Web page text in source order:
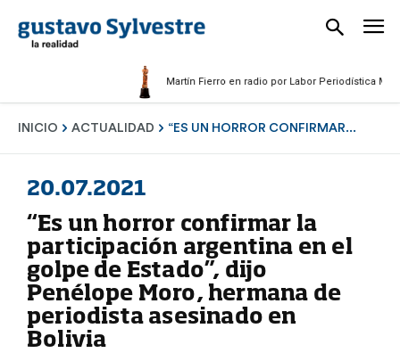
Martín Fierro en radio por Labor Periodística Masculina
INICIO ACTUALIDAD “ES UN HORROR CONFIRMAR...
20.07.2021
“Es un horror confirmar la
participación argentina en el
golpe de Estado”, dijo
Penélope Moro, hermana de
periodista asesinado en
Bolivia